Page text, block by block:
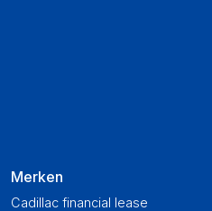
Merken
Cadillac financial lease